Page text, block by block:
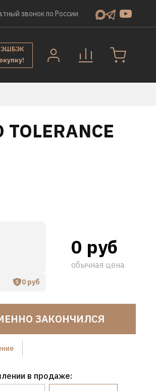
звонок по России
Hover to zoom
0 руб
0 руб
обычная цена
ЗАКОНЧИЛСЯ
в продаже: